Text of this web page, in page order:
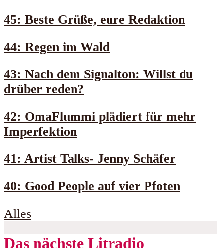
45: Beste Grüße, eure Redaktion
44: Regen im Wald
43: Nach dem Signalton: Willst du
drüber reden?
42: OmaFlummi plädiert für mehr
Imperfektion
41: Artist Talks- Jenny Schäfer
40: Good People auf vier Pfoten
Alles
Das nächste Litradio